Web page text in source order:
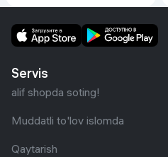
Servis
alif shopda soting!
Muddatli to'lov islomda
Qaytarish